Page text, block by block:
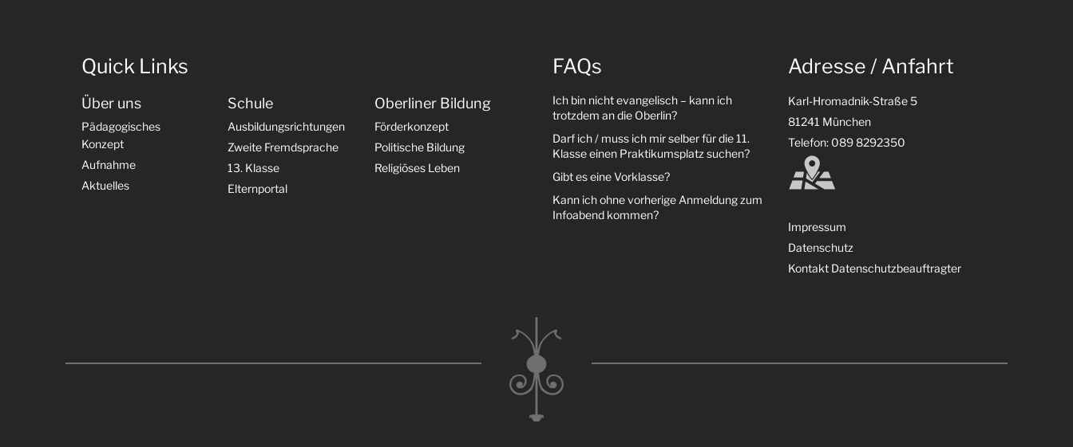
Quick Links
Über uns
Pädagogisches
Konzept
Aufnahme
Aktuelles
Schule
Ausbildungsrichtungen
Zweite Fremdsprache
13. Klasse
Elternportal
Oberliner Bildung
Förderkonzept
Politische Bildung
Religiöses Leben
FAQs
Ich bin nicht evangelisch – kann ich
trotzdem an die Oberlin?
Darf ich / muss ich mir selber für die 11.
Klasse einen Praktikumsplatz suchen?
Gibt es eine Vorklasse?
Kann ich ohne vorherige Anmeldung zum
Infoabend kommen?
Adresse / Anfahrt
Karl-Hromadnik-Straße 5
81241 München
Telefon: 089 8292350
Impressum
Datenschutz
Kontakt Datenschutzbeauftragter